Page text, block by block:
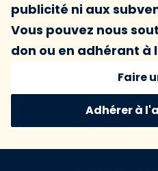
publicité ni aux
Vous pouvez nous
don ou en adhérant à
Faire
Adhérer à